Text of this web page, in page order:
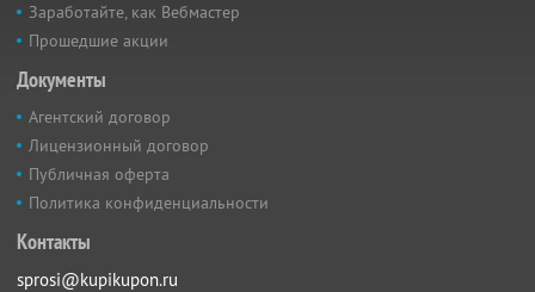
Заработайте, как Вебмастер
Прошедшие акции
Документы
Агентский договор
Лицензионный договор
Публичная оферта
Политика конфиденциальности
Контакты
sprosi@kupikupon.ru